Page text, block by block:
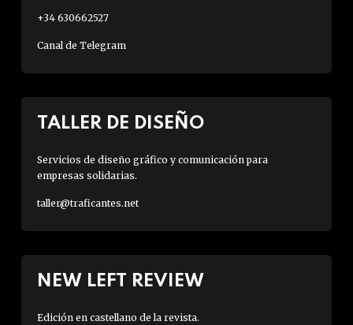
+34 630662527
Canal de Telegram
TALLER DE DISEÑO
Servicios de diseño gráfico y comunicación para
empresas solidarias.
taller@traficantes.net
NEW LEFT REVIEW
Edición en castellano de la revista.